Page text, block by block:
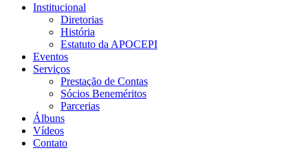
Institucional
Diretorias
História
Estatuto da APOCEPI
Eventos
Serviços
Prestação de Contas
Sócios Beneméritos
Parcerias
Álbuns
Vídeos
Contato